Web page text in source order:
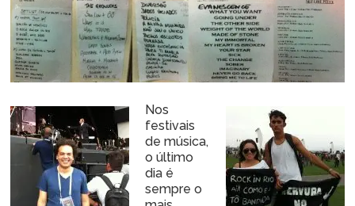
Nos
festivais
de música,
o último
dia é
sempre o